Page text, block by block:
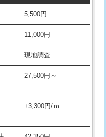
38,500円
22,000円
16,500円
現場見積
す。
22,000円+材料費
16,500円
5,500円
11,000円
現地調査
27,500円～
+3,300円/ｍ